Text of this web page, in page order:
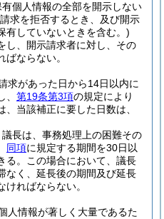
個人情報の全部を開示しない
求を拒否するとき、及び開示
有していないときを含む。)
し、開示請求者に対し、その
ならない。
求があった日から14日以内に
、 第19条第3項の規定により
当該補正に要した日数は、
長は、事務処理上の困難その
同項に規定する期間を30日以
。
この場合において、議長
なく、延長後の期間及び延長
ればならない。
人情報が著しく大量であるた